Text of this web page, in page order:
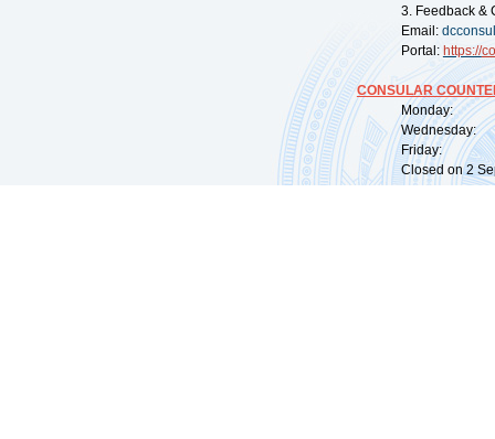
3. Feedback &
Email:
Portal: https://
CONSULAR
Monday:
Wednesday:
Friday:
Closed on 2